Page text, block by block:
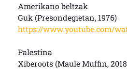
Amerikano beltzak
Guk (Presondegietan, 1976)
https://www.youtube.com/
Palestina
Xiberoots (Maule Muffin,